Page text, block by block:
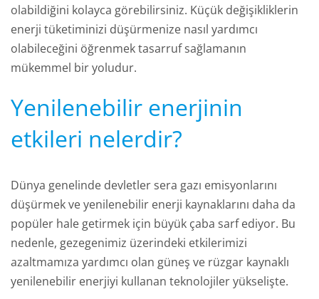
olabildiğini kolayca görebilirsiniz. Küçük değişikliklerin
enerji tüketiminizi düşürmenize nasıl yardımcı
olabileceğini öğrenmek tasarruf sağlamanın
mükemmel bir yoludur.
Yenilenebilir enerjinin
etkileri nelerdir?
Dünya genelinde devletler sera gazı emisyonlarını
düşürmek ve yenilenebilir enerji kaynaklarını daha da
popüler hale getirmek için büyük çaba sarf ediyor. Bu
nedenle, gezegenimiz üzerindeki etkilerimizi
azaltmamıza yardımcı olan güneş ve rüzgar kaynaklı
yenilenebilir enerjiyi kullanan teknolojiler yükselişte.